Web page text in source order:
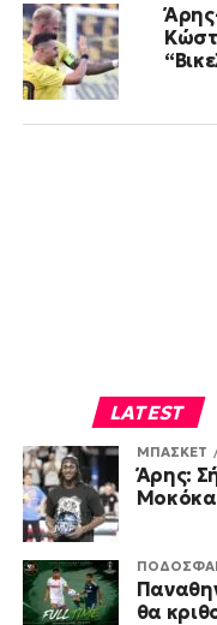
LATEST
ΜΠΑΣΚΕΤ
Άρης:
Μοκόκα
θα